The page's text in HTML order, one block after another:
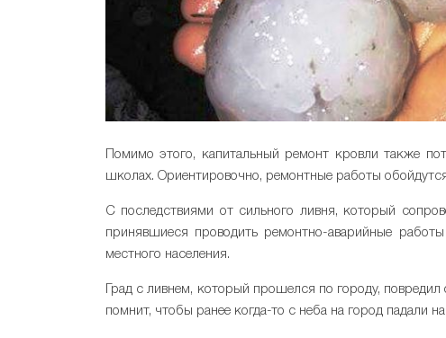
Помимо этого, капитальный ремонт кровли также
школах. Ориентировочно, ремонтные работы
С последствиями от сильного ливня, который
принявшиеся проводить ремонтно-аварийные
местного населения.
Град с ливнем, который прошелся по городу,
помнит, чтобы ранее когда-то с неба на город падали